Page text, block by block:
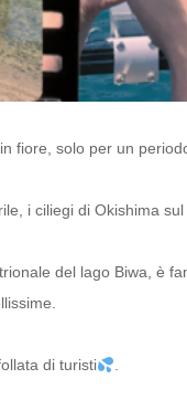
fiore, solo per un
i ciliegi di Okishima
del lago Biwa, è
di turisti .